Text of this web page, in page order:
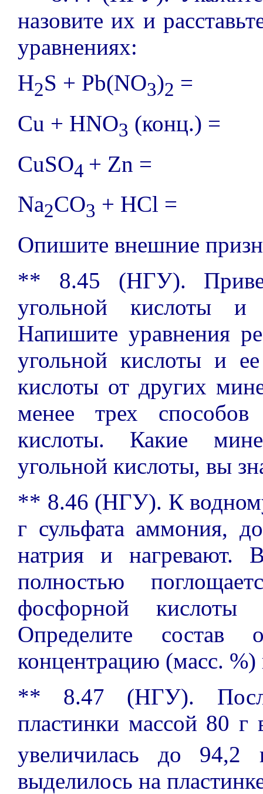
назовите их и
уравнениях:
H2S + Pb(NO3)2 =
Cu + HNO3 (конц.) =
CuSO4 + Zn =
Na2CO3 + HCl =
Опишите внешние
** 8.45 (НГУ).
угольной кислоты
Напишите уравнения
угольной кислоты и
кислоты от других
менее трех способов
кислоты. Какие
угольной кислоты, вы
** 8.46 (НГУ). К
г сульфата аммония,
натрия и нагревают.
полностью
фосфорной
Определите
концентрацию (масс. %)
** 8.47 (НГУ). После
пластинки массой 80 г
увеличилась до 94,2
выделилось на